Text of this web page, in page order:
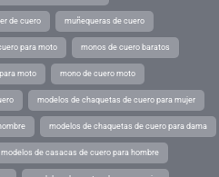
de cuero muñequeras de cuero
para moto monos de cuero baratos
moto mono de cuero moto
modelos de chaquetas de cuero para mujer
modelos de chaquetas de cuero para dama
modelos de casacas de cuero para hombre